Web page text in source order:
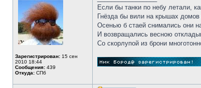
Зарегистрирован: 15 сен
2010 18:44
Сообщения: 439
Откуда: СПб
Если бы танки по небу летали,
Гнёзда бы вили на крышах домов
Осенью б стаей снимались они
И возвращались весною
Со скорлупой из брони